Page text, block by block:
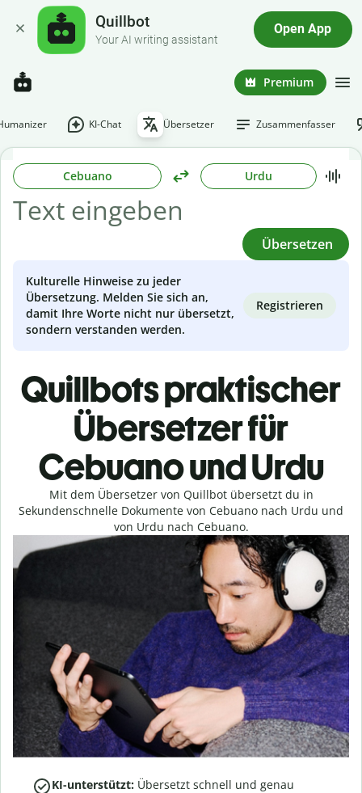
Quillbot
Your AI writing assistant
Open App
Premium
KI-Chat Übersetzer Zusammenfasser
Cebuano Urdu
Übersetzen
Kulturelle Hinweise zu jeder
Übersetzung. Melden Sie sich an,
damit Ihre Worte nicht nur übersetzt,
sondern verstanden werden.
Registrieren
Quillbots praktischer
Übersetzer für
Cebuano und Urdu
Mit dem Übersetzer von Quillbot übersetzt du in
Sekundenschnelle Dokumente von Cebuano nach Urdu und
von Urdu nach Cebuano.
KI-unterstützt: Übersetzt schnell und genau